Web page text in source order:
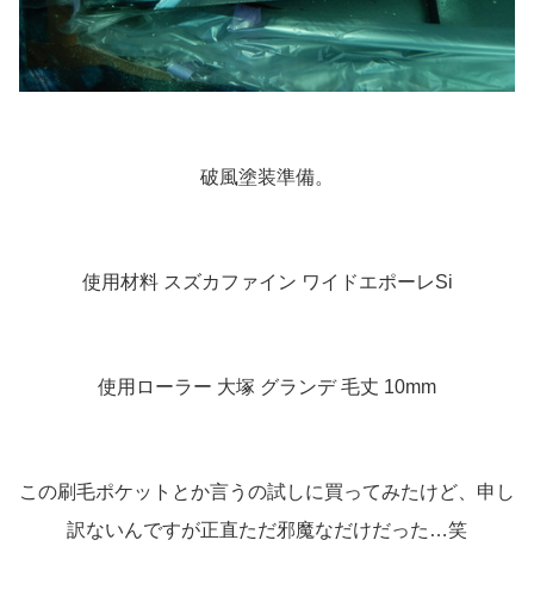
破風塗装準備。
使用材料 スズカファイン ワイドエポーレSi
使用ローラー 大塚 グランデ 毛丈 10mm
この刷毛ポケットとか言うの試しに買ってみたけど、申し
訳ないんですが正直ただ邪魔なだけだった…笑